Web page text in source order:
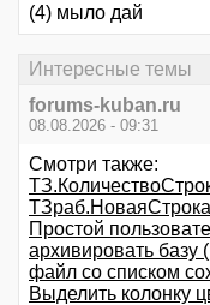
(4) мыло дай
Интересные темы
forums-kuban.ru
08.08.2026 - 09:31
Смотри также:
Простой
архивировать базу
файл со списком
Выделить колонку